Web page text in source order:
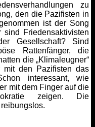
zu
den die Pazifisten in
ist der Song
Friedensaktivisten
Gesellschaft? Sind
Rattenfänger, die
die „Klimaleugner“
mit den Pazifisten das
interessant, wie
mit dem Finger auf die
zeigen. Die